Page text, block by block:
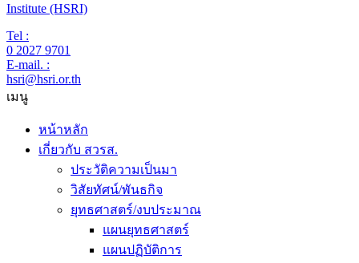
Institute (HSRI)
Tel :
0 2027 9701
E-mail. :
hsri@hsri.or.th
เมนู
หน้าหลัก
เกี่ยวกับ สวรส.
ประวัติความเป็นมา
วิสัยทัศน์/พันธกิจ
ยุทธศาสตร์/งบประมาณ
แผนยุทธศาสตร์
แผนปฏิบัติการ